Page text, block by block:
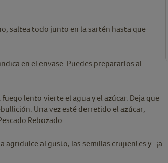
saltea todo junto en la sartén hasta que
en el envase. Puedes prepararlos al
lento vierte el agua y el azúcar. Deja que
Una vez esté derretido el azúcar,
Rebozado.
agridulce al gusto, las semillas crujientes y…¡a